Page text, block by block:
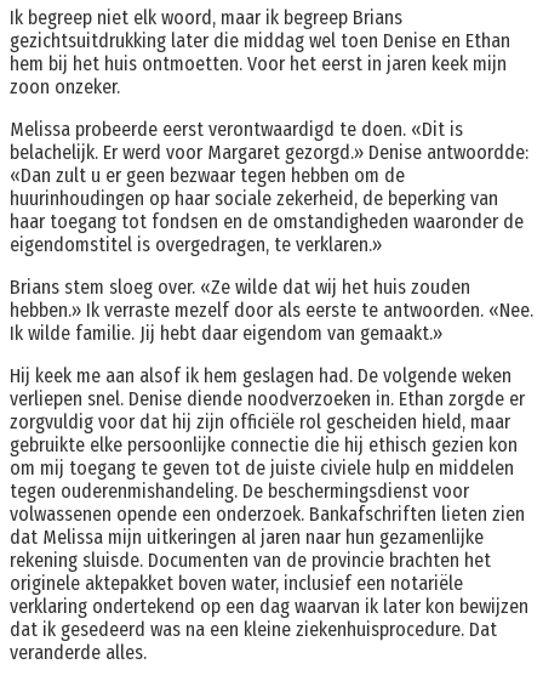
Ik begreep niet elk woord, maar ik begreep Brians
gezichtsuitdrukking later die middag wel toen Denise en Ethan
hem bij het huis ontmoetten. Voor het eerst in jaren keek mijn
zoon onzeker.
Melissa probeerde eerst verontwaardigd te doen. «Dit is
belachelijk. Er werd voor Margaret gezorgd.» Denise antwoordde:
«Dan zult u er geen bezwaar tegen hebben om de
huurinhoudingen op haar sociale zekerheid, de beperking van
haar toegang tot fondsen en de omstandigheden waaronder de
eigendomstitel is overgedragen, te verklaren.»
Brians stem sloeg over. «Ze wilde dat wij het huis zouden
hebben.» Ik verraste mezelf door als eerste te antwoorden. «Nee.
Ik wilde familie. Jij hebt daar eigendom van gemaakt.»
Hij keek me aan alsof ik hem geslagen had. De volgende weken
verliepen snel. Denise diende noodverzoeken in. Ethan zorgde er
zorgvuldig voor dat hij zijn officiële rol gescheiden hield, maar
gebruikte elke persoonlijke connectie die hij ethisch gezien kon
om mij toegang te geven tot de juiste civiele hulp en middelen
tegen ouderenmishandeling. De beschermingsdienst voor
volwassenen opende een onderzoek. Bankafschriften lieten zien
dat Melissa mijn uitkeringen al jaren naar hun gezamenlijke
rekening sluisde. Documenten van de provincie brachten het
originele aktepakket boven water, inclusief een notariële
verklaring ondertekend op een dag waarvan ik later kon bewijzen
dat ik gesedeerd was na een kleine ziekenhuisprocedure. Dat
veranderde alles.